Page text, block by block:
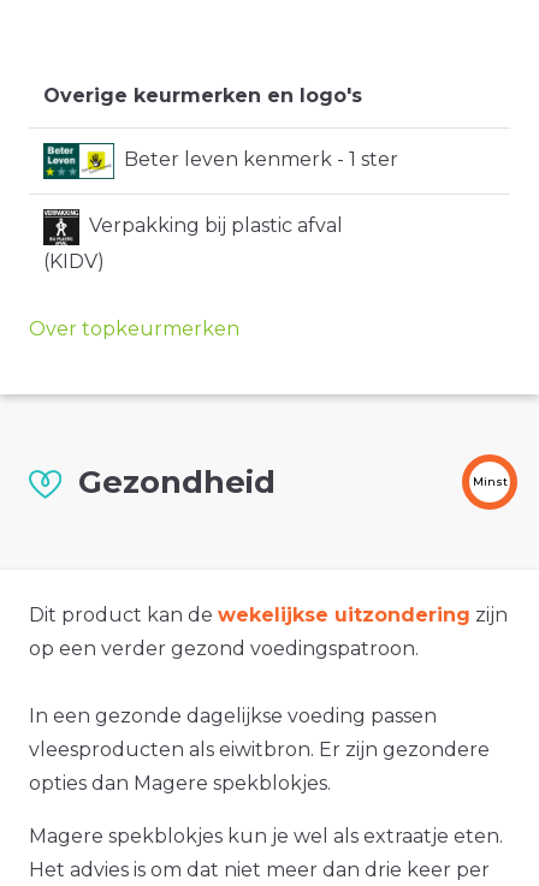
Overige keurmerken en logo's
Beter leven kenmerk - 1 ster
Verpakking bij plastic afval
(KIDV)
Over topkeurmerken
Gezondheid Minst
Dit product kan de wekelijkse uitzondering zijn
op een verder gezond voedingspatroon.
In een gezonde dagelijkse voeding passen
vleesproducten als eiwitbron. Er zijn gezondere
opties dan Magere spekblokjes.
Magere spekblokjes kun je wel als extraatje eten.
Het advies is om dat niet meer dan drie keer per